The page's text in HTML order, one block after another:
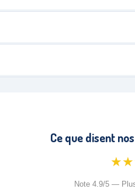
Ce que disent
Note 4.9/5 —